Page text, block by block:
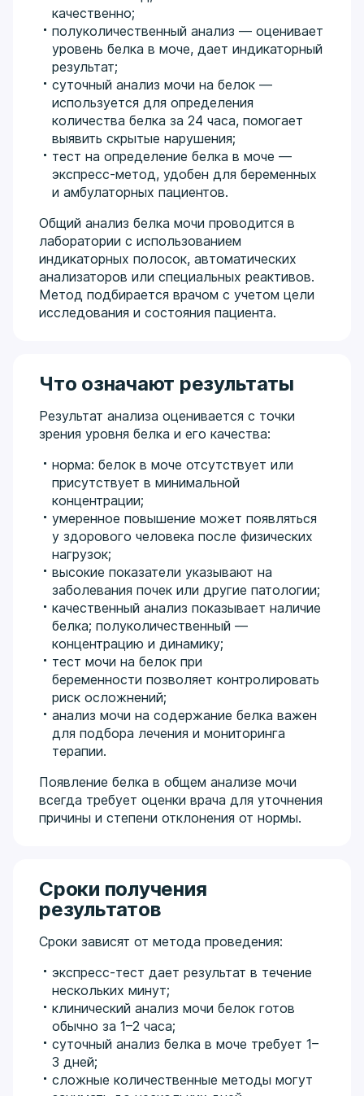
качественно;
полуколичественный анализ — оценивает
уровень белка в моче, дает индикаторный
результат;
суточный анализ мочи на белок —
используется для определения
количества белка за 24 часа, помогает
выявить скрытые нарушения;
тест на определение белка в моче —
экспресс-метод, удобен для беременных
и амбулаторных пациентов.
Общий анализ белка мочи проводится в
лаборатории с использованием
индикаторных полосок, автоматических
анализаторов или специальных реактивов.
Метод подбирается врачом с учетом цели
исследования и состояния пациента.
Что означают результаты
Результат анализа оценивается с точки
зрения уровня белка и его качества:
норма: белок в моче отсутствует или
присутствует в минимальной
концентрации;
умеренное повышение может появляться
у здорового человека после физических
нагрузок;
высокие показатели указывают на
заболевания почек или другие патологии;
качественный анализ показывает наличие
белка; полуколичественный —
концентрацию и динамику;
тест мочи на белок при
беременности позволяет контролировать
риск осложнений;
анализ мочи на содержание белка важен
для подбора лечения и мониторинга
терапии.
Появление белка в общем анализе мочи
всегда требует оценки врача для уточнения
причины и степени отклонения от нормы.
Сроки получения
результатов
Сроки зависят от метода проведения:
экспресс-тест дает результат в течение
нескольких минут;
клинический анализ мочи белок готов
обычно за 1–2 часа;
суточный анализ белка в моче требует 1–
3 дней;
сложные количественные методы могут